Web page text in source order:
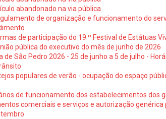
abandonado na via pública
de organização e funcionamento do
de participação do 19.º Festival de Estátuas
pública do executivo do mês de junho de 2026
de São Pedro 2026 - 25 de junho a 5 de julho -
populares de verão - ocupação do espaço
de funcionamento dos estabelecimentos dos
comerciais e serviços e autorização